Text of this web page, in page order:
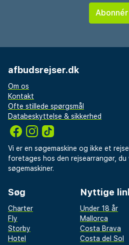
afbudsrejser.dk
Om os
Kontakt
Ofte stillede spørgsmål
Databeskyttelse & sikkerhed
Vi er en søgemaskine og ikke et
foretages hos den rejsearrangør,
søgemaskiner.
Søg
Charter
Fly
Storby
Hotel
Nyttige
Under 18 år
Mallorca
Costa Brava
Costa del Sol